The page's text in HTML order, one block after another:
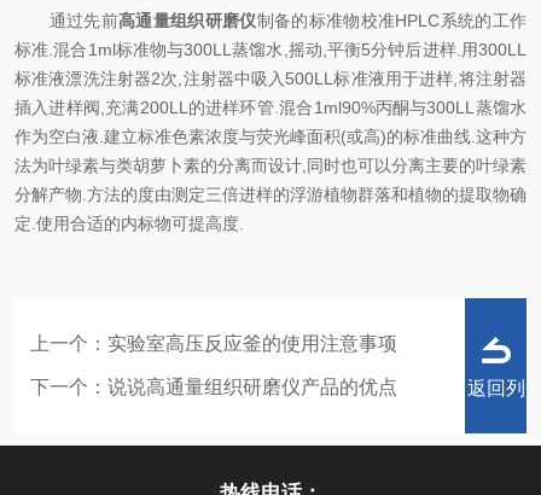
通过先前高通量组织研磨仪制备的标准物校准HPLC系统的工作
标准.混合1ml标准物与300LL蒸馏水,摇动,平衡5分钟后进样.用300LL
标准液漂洗注射器2次,注射器中吸入500LL标准液用于进样,将注射器
插入进样阀,充满200LL的进样环管.混合1ml90%丙酮与300LL蒸馏水
作为空白液.建立标准色素浓度与荧光峰面积(或高)的标准曲线.这种方
法为叶绿素与类胡萝卜素的分离而设计,同时也可以分离主要的叶绿素
分解产物.方法的度由测定三倍进样的浮游植物群落和植物的提取物确
定.使用合适的内标物可提高度.
上一个： 实验室高压反应釜的使用注意事项
下一个： 说说高通量组织研磨仪产品的优点 返回列